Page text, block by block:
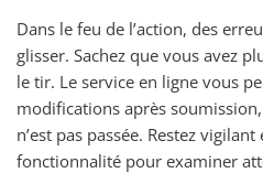
Dans le feu de l’action, des
glisser. Sachez que vous avez
le tir. Le service en ligne vous
modifications après
n’est pas passée. Restez
fonctionnalité pour examiner